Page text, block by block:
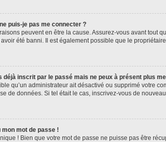
puis-je pas me connecter ?
peuvent en être la cause. Assurez-vous avant tout
été banni. Il est également possible que le
déjà inscrit par le passé mais ne peux à présent plus
qu’un administrateur ait désactivé ou supprimé votre
de données. Si tel était le cas, inscrivez-vous de
mon mot de passe !
! Bien que votre mot de passe ne puisse pas être